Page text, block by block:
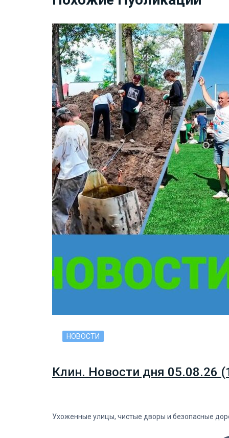
НОВОСТИ
Клин. Новости дня 05.08.26
Ухоженные улицы, чистые дворы и безопасные